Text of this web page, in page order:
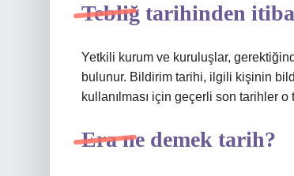
Tebliğ tarihinden
Yetkili kurum ve kuruluşlar,
bulunur. Bildirim tarihi, ilgili kişinin
kullanılması için geçerli son tarihler
Era ne demek tarih?